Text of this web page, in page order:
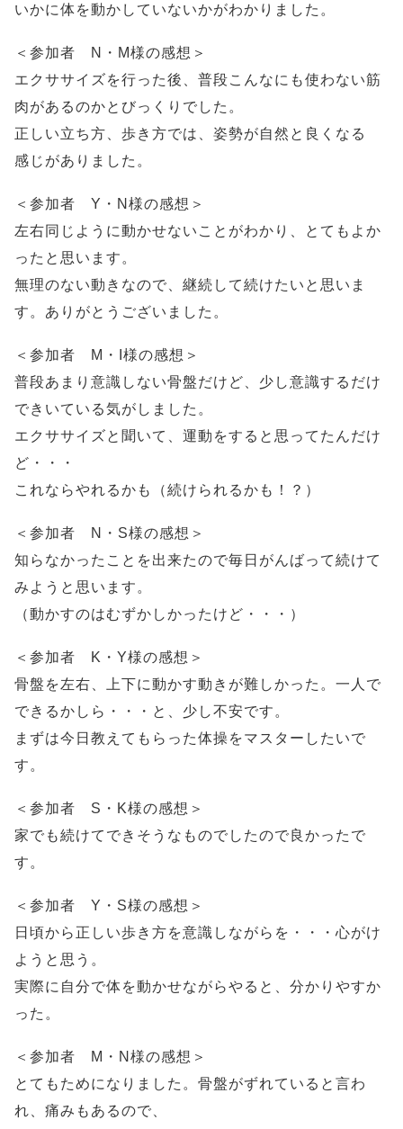
いかに体を動かしていないかがわかりました。
＜参加者 N・M様の感想＞
エクササイズを行った後、普段こんなにも使わない筋
肉があるのかとびっくりでした。
正しい立ち方、歩き方では、姿勢が自然と良くなる
感じがありました。
＜参加者 Y・N様の感想＞
左右同じように動かせないことがわかり、とてもよか
ったと思います。
無理のない動きなので、継続して続けたいと思いま
す。ありがとうございました。
＜参加者 M・I様の感想＞
普段あまり意識しない骨盤だけど、少し意識するだけ
できいている気がしました。
エクササイズと聞いて、運動をすると思ってたんだけ
ど・・・
これならやれるかも（続けられるかも！？）
＜参加者 N・S様の感想＞
知らなかったことを出来たので毎日がんばって続けて
みようと思います。
（動かすのはむずかしかったけど・・・）
＜参加者 K・Y様の感想＞
骨盤を左右、上下に動かす動きが難しかった。一人で
できるかしら・・・と、少し不安です。
まずは今日教えてもらった体操をマスターしたいで
す。
＜参加者 S・K様の感想＞
家でも続けてできそうなものでしたので良かったで
す。
＜参加者 Y・S様の感想＞
日頃から正しい歩き方を意識しながらを・・・心がけ
ようと思う。
実際に自分で体を動かせながらやると、分かりやすか
った。
＜参加者 M・N様の感想＞
とてもためになりました。骨盤がずれていると言わ
れ、痛みもあるので、